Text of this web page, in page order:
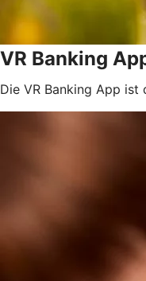
VR Banking
Die VR Banking App ist